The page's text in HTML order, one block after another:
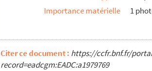
GM 1975. Scène de bord de mer: Deux
GM 1976. Scène de bord de mer :
Importance matérielle
1
Citer ce document : https://ccfr.bnf.fr/
record=eadcgm:EADC:a1979769